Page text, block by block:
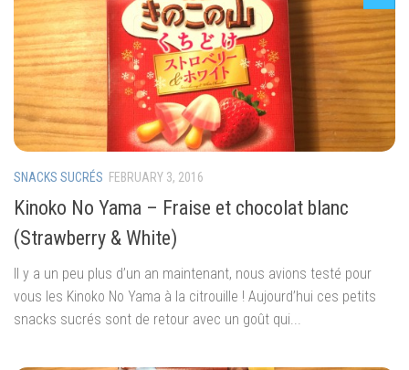
SNACKS SUCRÉS FEBRUARY 3, 2016
Kinoko No Yama – Fraise et chocolat blanc
(Strawberry & White)
Il y a un peu plus d’un an maintenant, nous avions testé pour
vous les Kinoko No Yama à la citrouille ! Aujourd’hui ces petits
snacks sucrés sont de retour avec un goût qui...